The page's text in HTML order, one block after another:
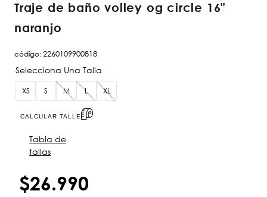
traje de baño volley og circle 16"
naranjo
código:2260109900818
XS S M L XL
CALCULAR TALLE
Tabla de
tallas
$26.990